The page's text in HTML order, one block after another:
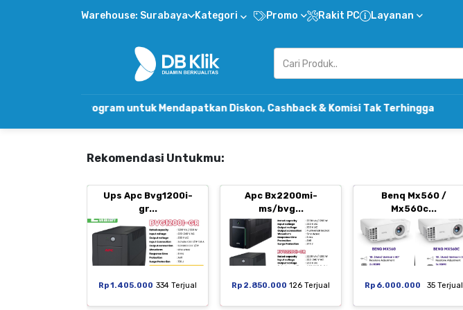
Warehouse: Surabaya Kategori Promo Rakit PC Layanan
untuk Mendapatkan Diskon, Cashback & Komisi Tak Terhingga
Rekomendasi Untukmu:
Ups Apc Bvg1200i-
gr...
Rp 1.405.000 334 Terjual
Apc Bx2200mi-
ms/bvg...
Rp 2.850.000 126 Terjual
Benq Mx560 /
Mx560c...
Rp 6.000.000 35 Terjual